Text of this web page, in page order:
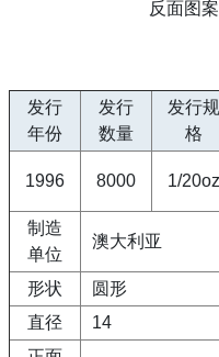
反面图案
发行
年份
发行
数量
发行规
格
1996 8000 1/20oz
制造
单位
澳大利亚
形状
圆形
直径
14